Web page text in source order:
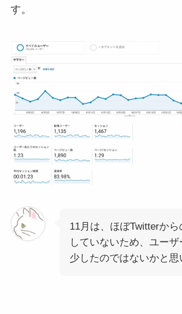
す。
11月は、ほぼTwitterから
していないため、ユー
少したのではないかと思